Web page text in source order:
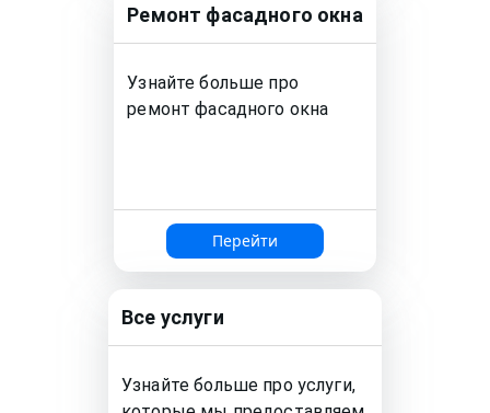
Ремонт фасадного окна
Узнайте больше про
ремонтфасадного окна
Перейти
Все услуги
Узнайте больше про услуги,